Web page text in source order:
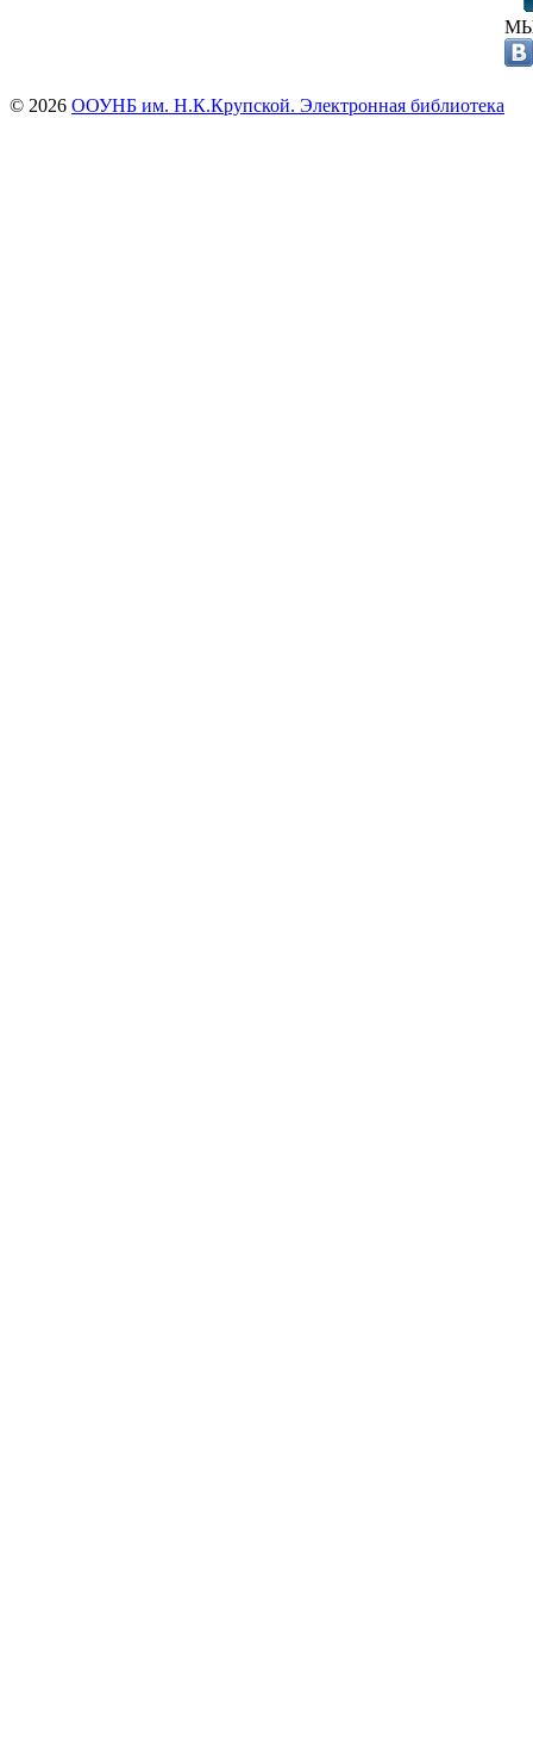
© 2026 ООУНБ им. Н.К.Крупской. Электронная библиотека